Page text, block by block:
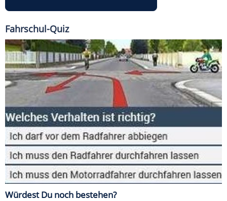
Fahrschul-Quiz
Würdest Du noch bestehen?